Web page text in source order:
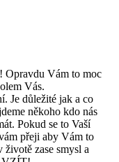
Opravdu Vám to moc
Vás.
Je důležité jak a co
někoho kdo nás
Pokud se to Vaší
přeji aby Vám to
zase smysl a